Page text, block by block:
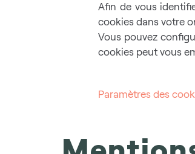
Afin de vous
cookies dans votre
Vous pouvez
cookies peut vous
Paramètres des